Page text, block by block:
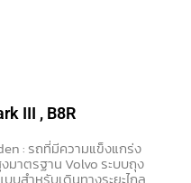
III , B8R
: รถที่มีความแข็งแกร่ง
าตรฐาน Volvo ระบบถุง